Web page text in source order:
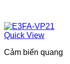
Quick View
Cảm biến quang